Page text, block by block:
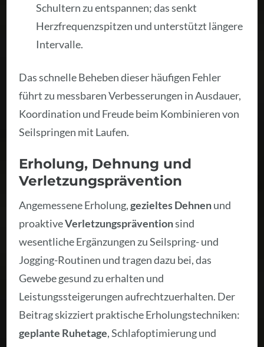
Schultern zu entspannen; das senkt
Herzfrequenzspitzen und unterstützt längere
Intervalle.
Das schnelle Beheben dieser häufigen Fehler
führt zu messbaren Verbesserungen in Ausdauer,
Koordination und Freude beim Kombinieren von
Seilspringen mit Laufen.
Erholung, Dehnung und
Verletzungsprävention
Angemessene Erholung,gezieltes Dehnenund
proaktiveVerletzungspräventionsind
wesentliche Ergänzungen zu Seilspring- und
Jogging-Routinen und tragen dazu bei, das
Gewebe gesund zu erhalten und
Leistungssteigerungen aufrechtzuerhalten. Der
Beitrag skizziert praktische Erholungstechniken:
geplante Ruhetage, Schlafoptimierung und